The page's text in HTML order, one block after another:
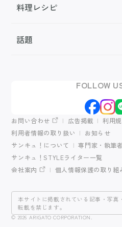
料理レシピ
話題
FOLLOW
お問い合わせ 広告掲載 利用
利用者情報の取り扱い
お知らせ
サンキュ！について
専門家・執筆
サンキュ！STYLEライター一覧
会社案内
個人情報保護の取り組
本サイトに掲載されている記事・写真
転載を禁じます。
© 2026 ARIGATO CORPORATION.